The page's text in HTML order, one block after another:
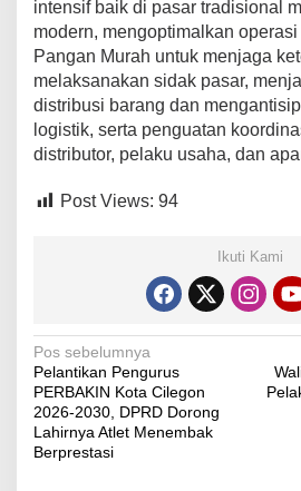
intensif baik di pasar tradisional
modern, mengoptimalkan
Pangan Murah untuk menjaga
melaksanakan sidak pasar,
distribusi barang dan
logistik, serta penguatan
distributor, pelaku usaha, dan
Post Views: 94
Ikuti Kami
N
a
v
i
Pos sebelumnya
Pelantikan Pengurus
PERBAKIN Kota Cilegon
2026-2030, DPRD Dorong
Lahirnya Atlet Menembak
Berprestasi